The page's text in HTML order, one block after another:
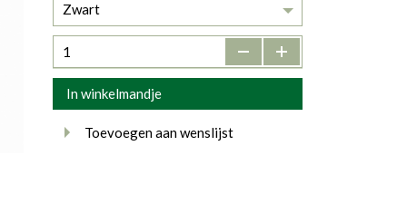
Zwart
- +
In winkelmandje
Toevoegen aan wenslijst